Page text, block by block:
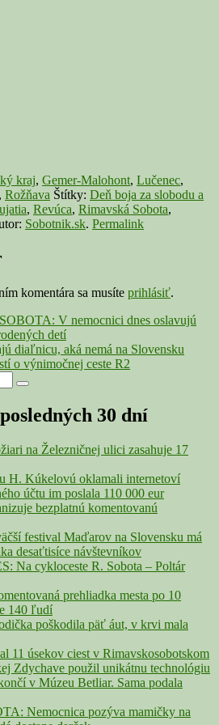
kraj, Gemer-Malohont, Lučenec,
, Rožňava Štítky: Deň boja za slobodu a
, Revúca, Rimavská Sobota,
Sobotnik.sk. Permalink
komentára sa musíte prihlásiť.
V nemocnici dnes oslavujú
detí
diaľnicu, aká nemá na Slovensku
o výnimočnej ceste R2
Search
30 dní
na Železničnej ulici zasahuje 17
H. Kúkelovú oklamali internetoví
účtu im poslala 110 000 eur
bezplatnú komentovanú
festival Maďarov na Slovensku má
desaťtisíce návštevníkov
Na cykloceste R. Sobota – Poltár
prehliadka mesta po 10
140 ľudí
poškodila päť áut, v krvi mala
11 úsekov ciest v Rimavskosobotskom
Zdychave použil unikátnu technológiu
v Múzeu Betliar. Sama podala
Nemocnica pozýva mamičky na